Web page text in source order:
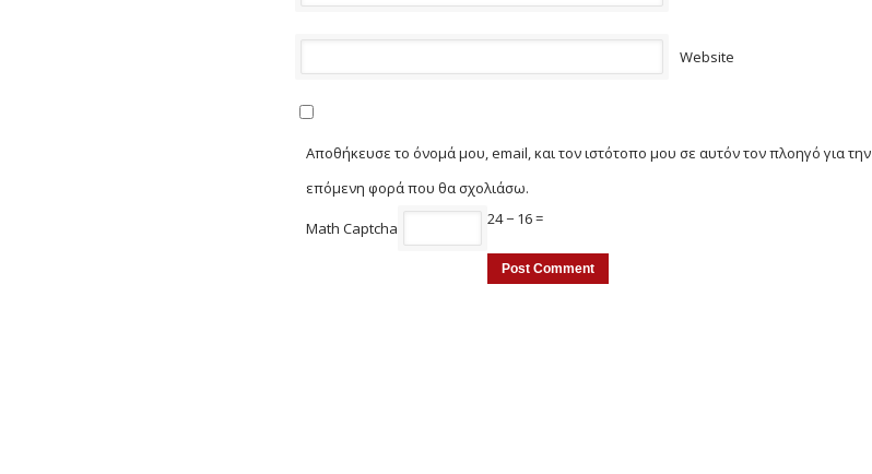
Website
Αποθήκευσε το όνομά μου, email, και τον ιστότοπο μου σε αυτόν τον πλοηγό για την
επόμενη φορά που θα σχολιάσω.
Math Captcha 24 − 16 =